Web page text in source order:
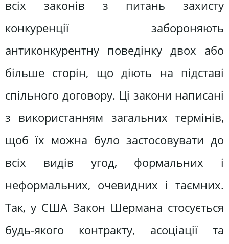
всіх законів з питань захисту
конкуренції забороняють
антиконкурентну поведінку двох або
більше сторін, що діють на підставі
спільного договору. Ці закони написані
з використанням загальних термінів,
щоб їх можна було застосовувати до
всіх видів угод, формальних і
неформальних, очевидних і таємних.
Так, у США Закон Шермана стосується
будь-якого контракту, асоціації та